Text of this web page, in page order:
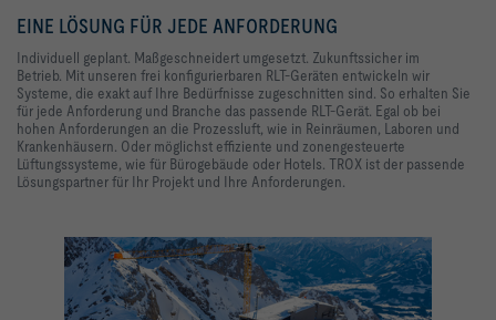
EINE LÖSUNG FÜR JEDE ANFORDERUNG
Individuell geplant. Maßgeschneidert umgesetzt. Zukunftssicher im
Betrieb. Mit unseren frei konfigurierbaren RLT-Geräten entwickeln wir
Systeme, die exakt auf Ihre Bedürfnisse zugeschnitten sind. So erhalten Sie
für jede Anforderung und Branche das passende RLT-Gerät. Egal ob bei
hohen Anforderungen an die Prozessluft, wie in Reinräumen, Laboren und
Krankenhäusern. Oder möglichst effiziente und zonengesteuerte
Lüftungssysteme, wie für Bürogebäude oder Hotels. TROX ist der passende
Lösungspartner für Ihr Projekt und Ihre Anforderungen.